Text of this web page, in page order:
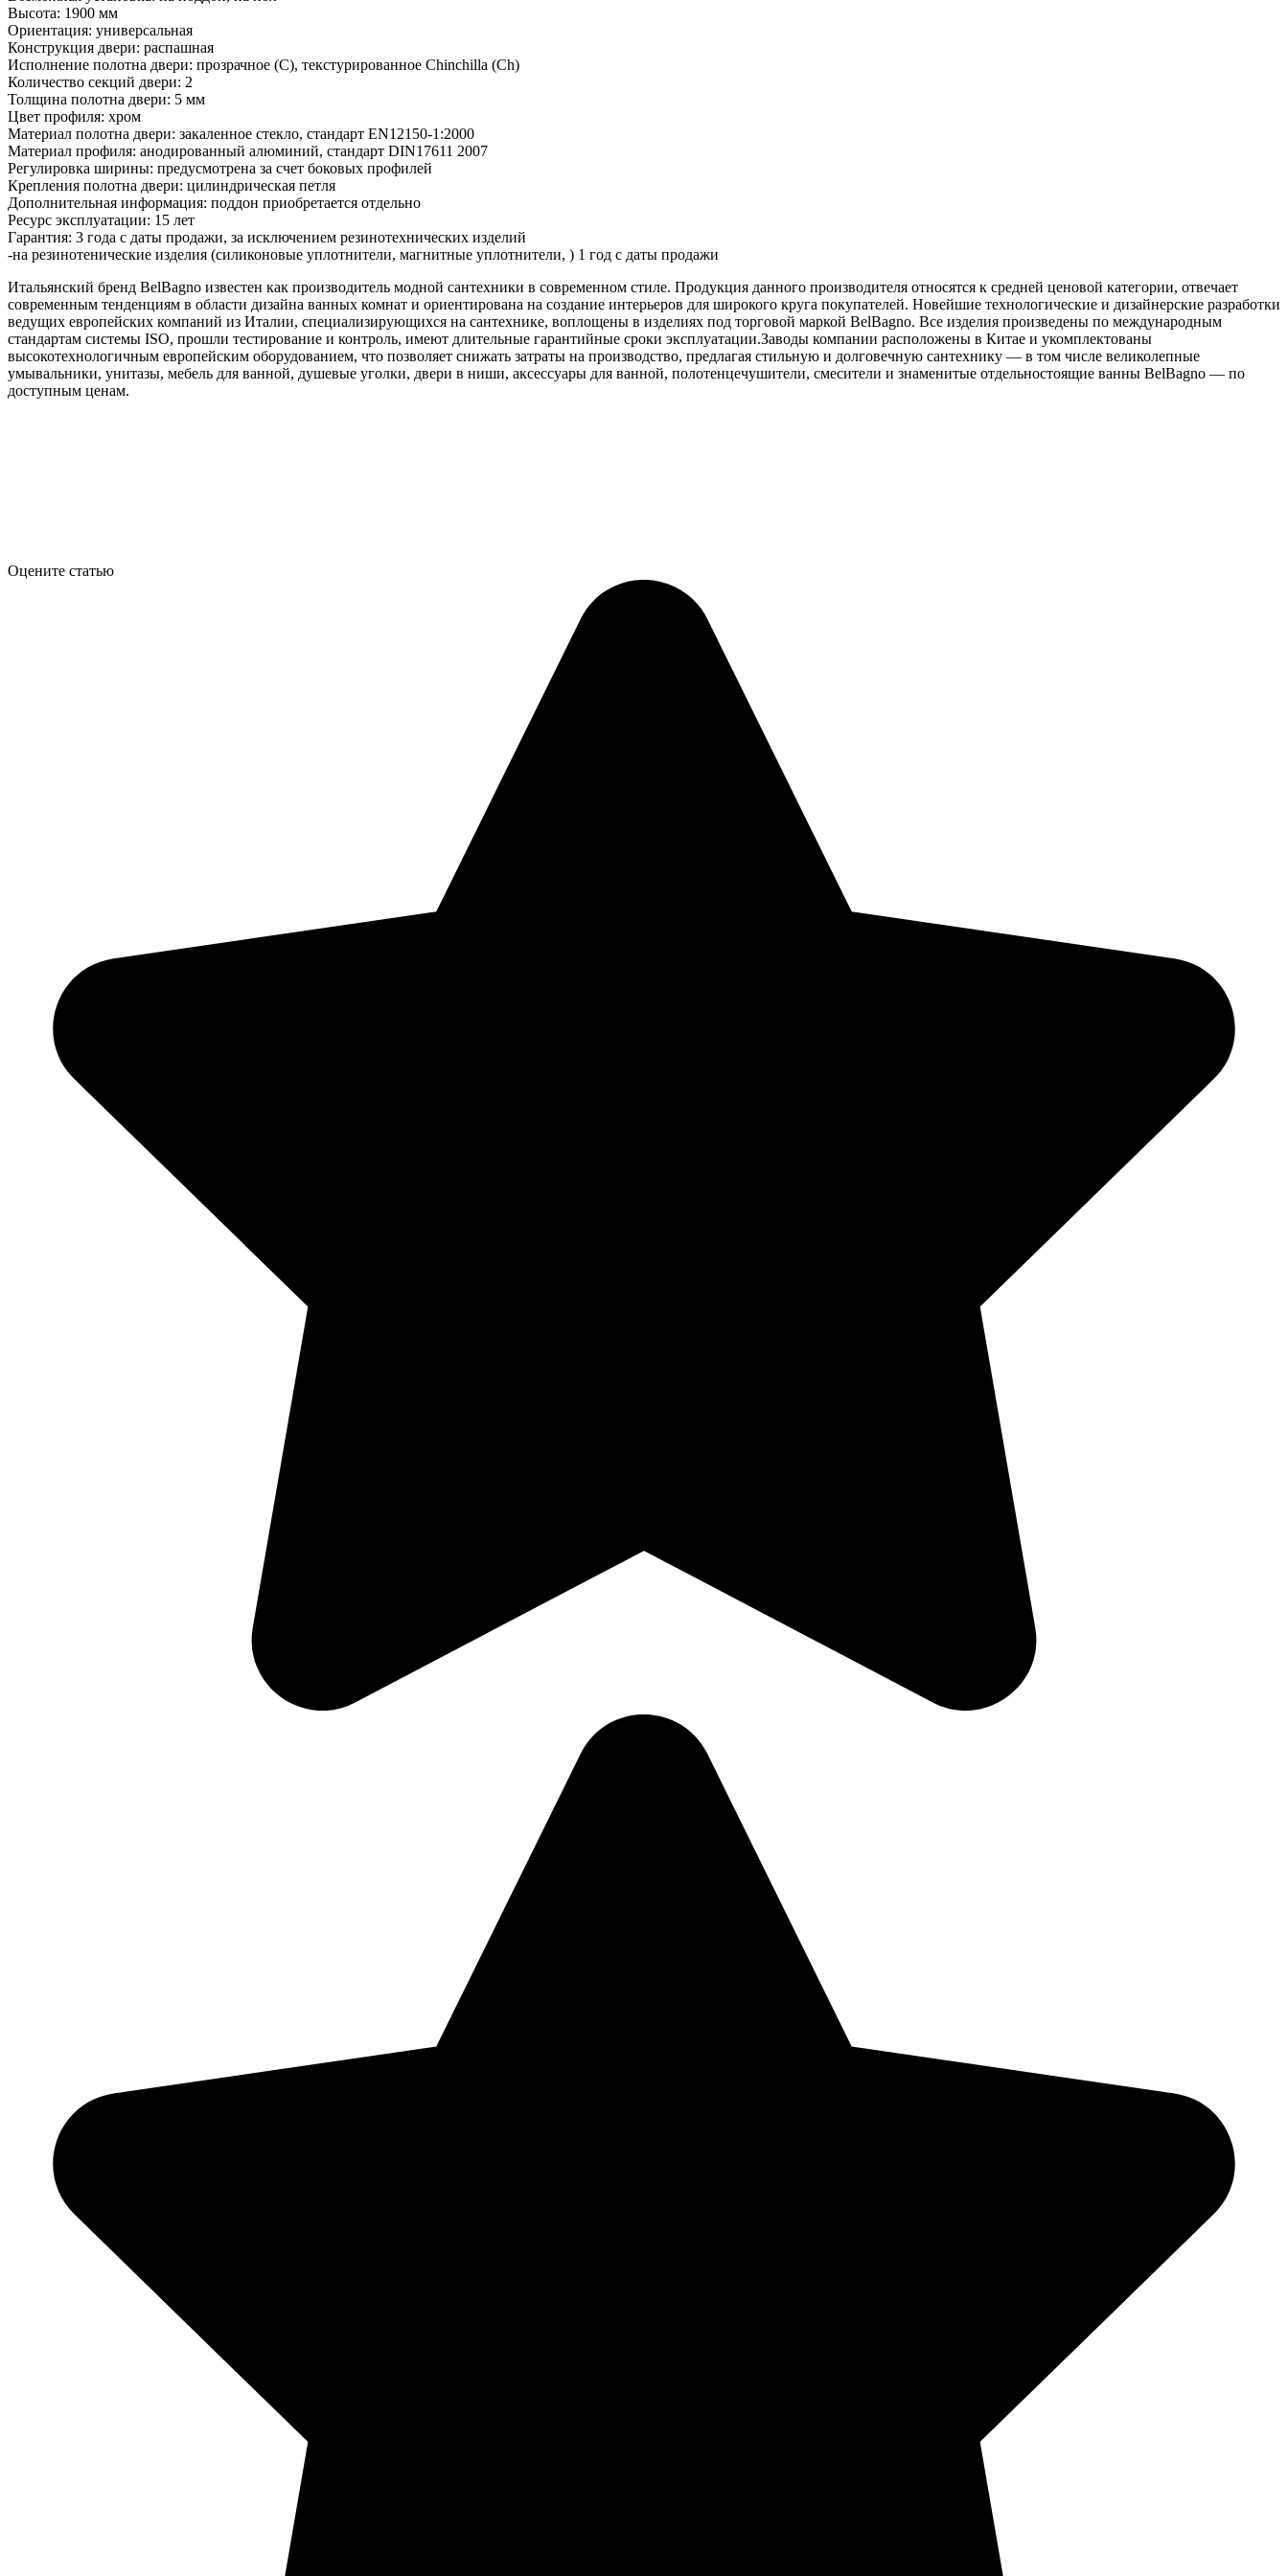
Высота: 1900 мм
Ориентация: универсальная
Конструкция двери: распашная
Исполнение полотна двери: прозрачное (C), текстурированное Chinchilla (Ch)
Количество секций двери: 2
Толщина полотна двери: 5 мм
Цвет профиля: хром
Материал полотна двери: закаленное стекло, стандарт EN12150-1:2000
Материал профиля: анодированный алюминий, стандарт DIN17611 2007
Регулировка ширины: предусмотрена за счет боковых профилей
Крепления полотна двери: цилиндрическая петля
Дополнительная информация: поддон приобретается отдельно
Ресурс эксплуатации: 15 лет
Гарантия: 3 года с даты продажи, за исключением резинотехнических изделий
-на резинотенические изделия (силиконовые уплотнители, магнитные уплотнители, ) 1 год с даты продажи
Итальянский бренд BelBagno известен как производитель модной сантехники в современном стиле. Продукция данного производителя относятся к средней ценовой категории, отвечает
современным тенденциям в области дизайна ванных комнат и ориентирована на создание интерьеров для широкого круга покупателей. Новейшие технологические и дизайнерские разработки
ведущих европейских компаний из Италии, специализирующихся на сантехнике, воплощены в изделиях под торговой маркой BelBagno. Все изделия произведены по международным
стандартам системы ISO, прошли тестирование и контроль, имеют длительные гарантийные сроки эксплуатации.Заводы компании расположены в Китае и укомплектованы
высокотехнологичным европейским оборудованием, что позволяет снижать затраты на производство, предлагая стильную и долговечную сантехнику — в том числе великолепные
умывальники, унитазы, мебель для ванной, душевые уголки, двери в ниши, аксессуары для ванной, полотенцечушители, смесители и знаменитые отдельностоящие ванны BelBagno — по
доступным ценам.
Оцените статью